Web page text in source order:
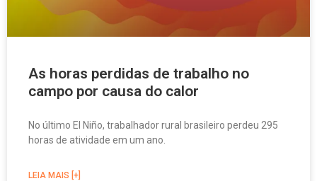
As horas perdidas de trabalho no
campo por causa do calor
No último El Niño, trabalhador rural brasileiro perdeu 295
horas de atividade em um ano.
LEIA MAIS [+]